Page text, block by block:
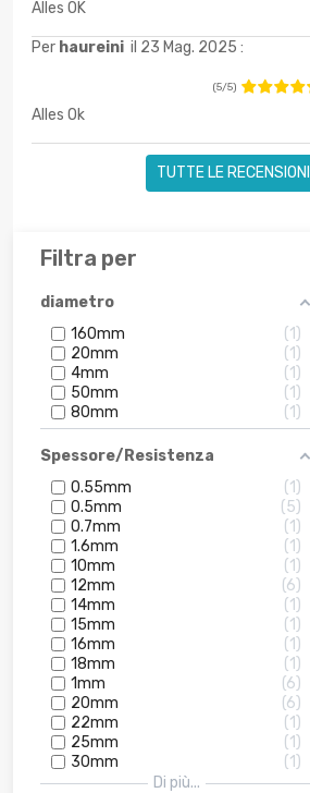
Alles OK
Per haureini il 23 Mag. 2025 :
(5/5)
Alles Ok
TUTTE LE RECENSIONI
Filtra per
diametro
160mm
1
20mm
1
4mm
1
50mm
1
80mm
1
Spessore/Resistenza
0.55mm
1
0.5mm
5
0.7mm
1
1.6mm
1
10mm
1
12mm
6
14mm
1
15mm
1
16mm
1
18mm
1
1mm
6
20mm
6
22mm
1
25mm
1
30mm
1
Di più...